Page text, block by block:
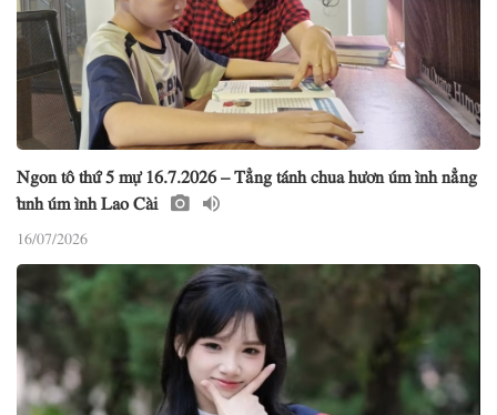
Ngon tô thứ 5 mự 16.7.2026 – Tẳng tánh chua hươn úm ình nẳng
tỉnh úm ình Lao Cài
16/07/2026